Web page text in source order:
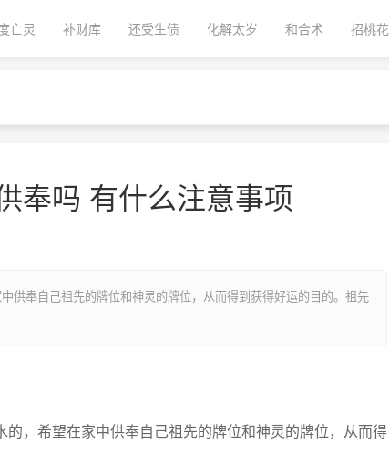
亡灵 补财库 还受生债 化解太岁 和合术 招桃花
奉吗 有什么注意事项
供奉自己祖先的牌位和神灵的牌位，从而得到获得好运的目的。祖先
的，希望在家中供奉自己祖先的牌位和神灵的牌位，从而得